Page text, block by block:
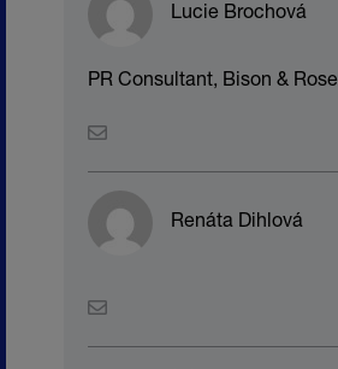
Lucie Brochová
PR Consultant, Bison & Rose
Renáta Dihlová